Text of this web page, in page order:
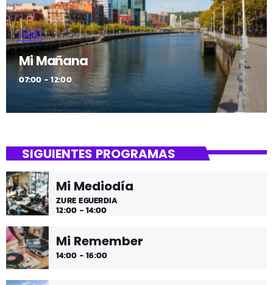
POP
Mi Mañana
07:00 - 12:00
SIGUIENTES PROGRAMAS
Mi Mediodía
ZURE EGUERDIA
12:00 - 14:00
Mi Remember
14:00 - 16:00